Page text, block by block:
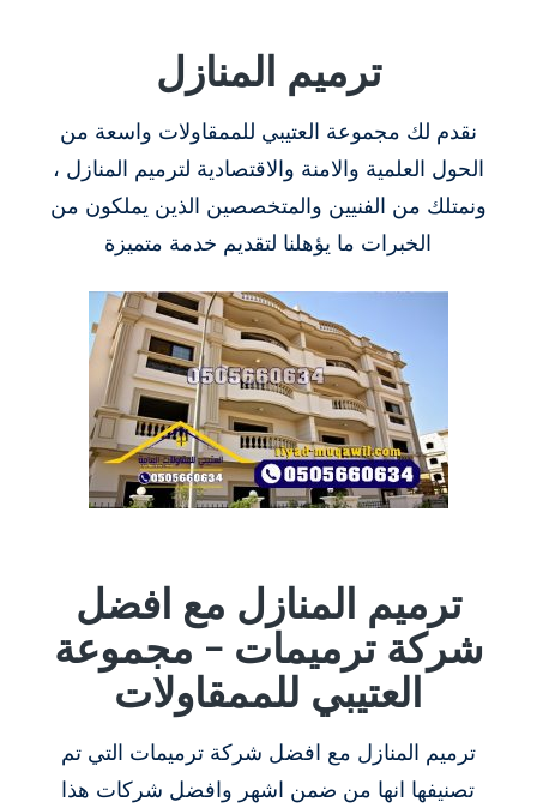
ترميم المنازل
نقدم لك مجموعة العتيبي للممقاولات واسعة من
الحول العلمية والامنة والاقتصادية لترميم المنازل ،
ونمتلك من الفنيين والمتخصصين الذين يملكون من
الخبرات ما يؤهلنا لتقديم خدمة متميزة
ترميم المنازل مع افضل
شركة ترميمات – مجموعة
العتيبي للممقاولات
ترميم المنازل مع افضل شركة ترميمات التي تم
تصنيفها انها من ضمن اشهر وافضل شركات هذا